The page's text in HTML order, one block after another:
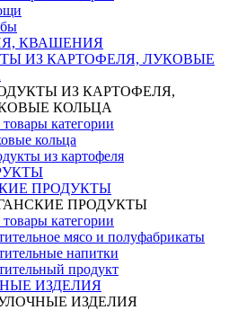
КВАШЕНИЯ
ИЗ КАРТОФЕЛЯ, ЛУКОВЫЕ
ИЗ КАРТОФЕЛЯ,
КОЛЬЦА
категории
кольца
из картофеля
ПРОДУКТЫ
ПРОДУКТЫ
категории
мясо и полуфабрикаты
напитки
продукт
ИЗДЕЛИЯ
ИЗДЕЛИЯ